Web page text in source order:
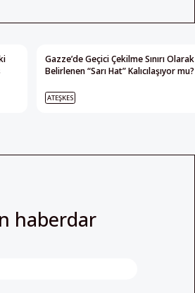
Gazze’de Geçici Çekilme Sınırı Olarak
Belirlenen “Sarı Hat” Kalıcılaşıyor mu?
ATEŞKES
haberdar